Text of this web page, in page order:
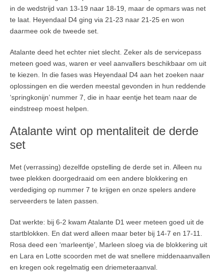
in de wedstrijd van 13-19 naar 18-19, maar de opmars was net
te laat. Heyendaal D4 ging via 21-23 naar 21-25 en won
daarmee ook de tweede set.
Atalante deed het echter niet slecht. Zeker als de servicepass
meteen goed was, waren er veel aanvallers beschikbaar om uit
te kiezen. In die fases was Heyendaal D4 aan het zoeken naar
oplossingen en die werden meestal gevonden in hun reddende
‘springkonijn’ nummer 7, die in haar eentje het team naar de
eindstreep moest helpen.
Atalante wint op mentaliteit de derde
set
Met (verrassing) dezelfde opstelling de derde set in. Alleen nu
twee plekken doorgedraaid om een andere blokkering en
verdediging op nummer 7 te krijgen en onze spelers andere
serveerders te laten passen.
Dat werkte: bij 6-2 kwam Atalante D1 weer meteen goed uit de
startblokken. En dat werd alleen maar beter bij 14-7 en 17-11.
Rosa deed een ‘marleentje’, Marleen sloeg via de blokkering uit
en Lara en Lotte scoorden met de wat snellere middenaanvallen
en kregen ook regelmatig een driemeteraanval.